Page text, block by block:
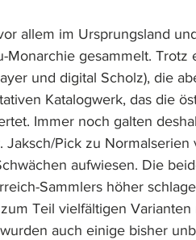
allem im Ursprungsland
Monarchie gesammelt. Trotz
und digital Scholz), die
Katalogwerk, das die
Immer noch galten
Jaksch/Pick zu Normalserien
aufwiesen. Die
Sammlers höher
Teil vielfältigen Varianten
auch einige bisher